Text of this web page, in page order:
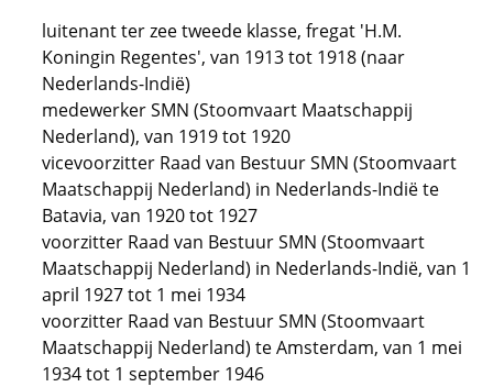
luitenant ter zee tweede klasse, fregat 'H.M.
Koningin Regentes', van 1913 tot 1918 (naar
Nederlands-Indië)
medewerker SMN (Stoomvaart Maatschappij
Nederland), van 1919 tot 1920
vicevoorzitter Raad van Bestuur SMN (Stoomvaart
Maatschappij Nederland) in Nederlands-Indië te
Batavia, van 1920 tot 1927
voorzitter Raad van Bestuur SMN (Stoomvaart
Maatschappij Nederland) in Nederlands-Indië, van 1
april 1927 tot 1 mei 1934
voorzitter Raad van Bestuur SMN (Stoomvaart
Maatschappij Nederland) te Amsterdam, van 1 mei
1934 tot 1 september 1946